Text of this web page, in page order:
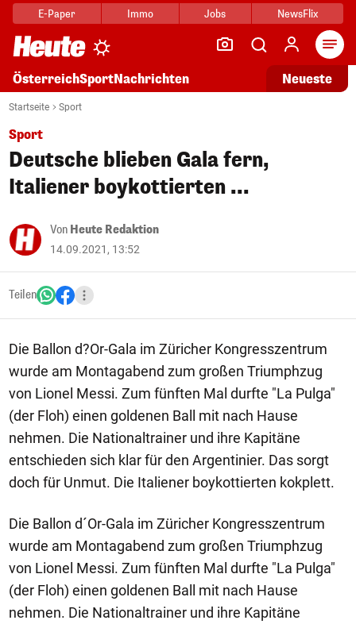
E-Paper Immo Jobs NewsFlix
ÖsterreichSportNachrichten Neueste
Startseite Sport
Sport
Deutsche blieben Gala fern,
Italiener boykottierten ...
Von Heute Redaktion
14.09.2021, 13:52
Teilen
Die Ballon d?Or-Gala im Züricher Kongresszentrum
wurde am Montagabend zum großen Triumphzug
von Lionel Messi. Zum fünften Mal durfte "La Pulga"
(der Floh) einen goldenen Ball mit nach Hause
nehmen. Die Nationaltrainer und ihre Kapitäne
entschieden sich klar für den Argentinier. Das sorgt
doch für Unmut. Die Italiener boykottierten kokplett.
Die Ballon d´Or-Gala im Züricher Kongresszentrum
wurde am Montagabend zum großen Triumphzug
von Lionel Messi. Zum fünften Mal durfte "La Pulga"
(der Floh) einen goldenen Ball mit nach Hause
nehmen. Die Nationaltrainer und ihre Kapitäne